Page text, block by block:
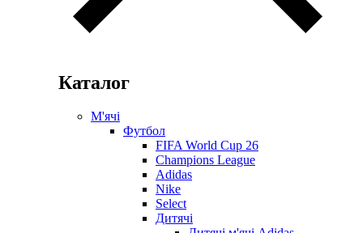
Каталог
М'ячі
Футбол
FIFA World Cup 26
Champions League
Adidas
Nike
Select
Дитячі